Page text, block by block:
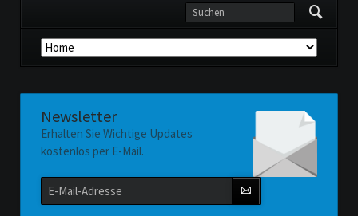
Navigation
überspringen
Newsletter
Erhalten Sie Wichtige Updates
kostenlos per E-Mail.
E-
Mail-
Adresse